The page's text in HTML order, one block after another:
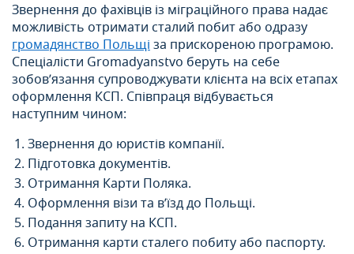
Звернення до фахівців із міграційного права надає
можливість отримати сталий побит або одразу
громадянство Польщіза прискореною програмою.
Спеціалісти Gromadyanstvo беруть на себе
зобов’язання супроводжувати клієнта на всіх етапах
оформлення КСП. Співпраця відбувається
наступним чином:
Звернення до юристів компанії.
Підготовка документів.
Отримання Карти Поляка.
Оформлення візи та в’їзд до Польщі.
Подання запиту на КСП.
Отримання карти сталего побиту або паспорту.